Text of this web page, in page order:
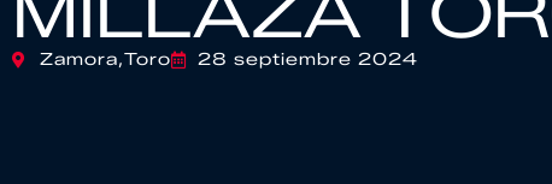
Zamora,Toro 28 septiembre 2024